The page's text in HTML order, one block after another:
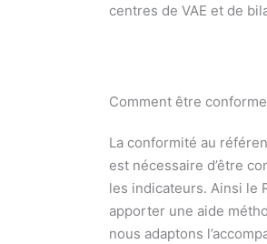
centres de VAE et de
Comment être
La conformité au
est nécessaire d’être
les indicateurs. Ainsi le
apporter une aide
nous adaptons